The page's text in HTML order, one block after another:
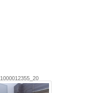
1000012355_20